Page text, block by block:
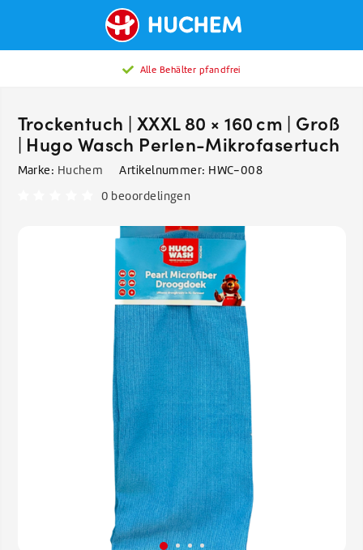
Alle Behälter pfandfrei
Trockentuch | XXXL 80 × 160 cm | Groß
| Hugo Wasch Perlen-Mikrofasertuch
Marke: Huchem Artikelnummer: HWC-008
0 beoordelingen